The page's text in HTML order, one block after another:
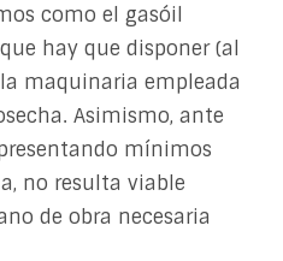
como el gasóil
hay que disponer (al
maquinaria empleada
Asimismo, ante
mínimos
no resulta viable
de obra necesaria